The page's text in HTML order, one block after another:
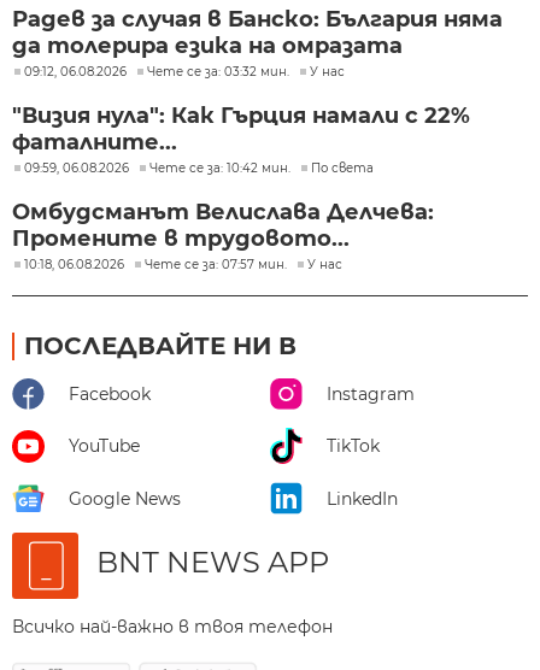
Радев за случая в Банско: България няма
да толерира езика на омразата
09:12, 06.08.2026 Чете се за: 03:32 мин. У нас
"Визия нула": Как Гърция намали с 22%
фаталните...
09:59, 06.08.2026 Чете се за: 10:42 мин. По света
Омбудсманът Велислава Делчева:
Промените в трудовото...
10:18, 06.08.2026 Чете се за: 07:57 мин. У нас
ПОСЛЕДВАЙТЕ НИ В
Facebook Instagram
YouTube TikTok
Google News LinkedIn
BNT NEWS APP
Всичко най-важно в твоя телефон